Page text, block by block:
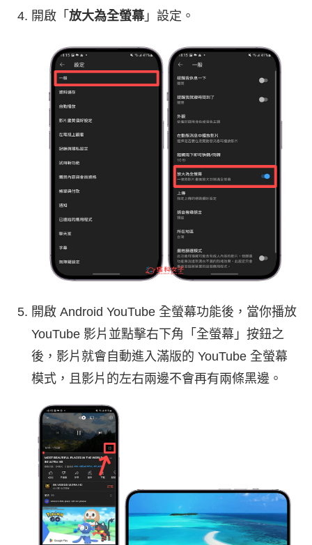
開啟「 放大為全螢幕」設定。
開啟 Android YouTube 全螢幕功能後，當你播放
YouTube 影片並點擊右下角「全螢幕」按鈕之
後，影片就會自動進入滿版的 YouTube 全螢幕
模式，且影片的左右兩邊不會再有兩條黑邊。